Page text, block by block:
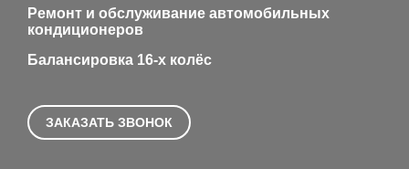
Ремонт и обслуживание автомобильных
кондиционеров
Балансировка 16-х колёс
ЗАКАЗАТЬ ЗВОНОК